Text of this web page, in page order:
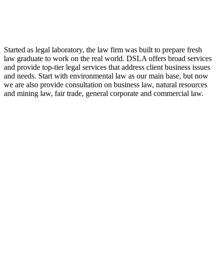
Started as legal laboratory, the law firm was built to prepare fresh
law graduate to work on the real world. DSLA offers broad services
and provide top-tier legal services that address client business issues
and needs. Start with environmental law as our main base, but now
we are also provide consultation on business law, natural resources
and mining law, fair trade, general corporate and commercial law.